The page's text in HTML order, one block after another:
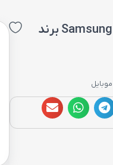
گلس گیمینگ +Samsung Galaxy S20 برند